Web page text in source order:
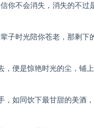
你不会消失，消失的不过
子时光陪你苍老，那剩下
，便是惊艳时光的尘，铺
，如同饮下最甘甜的美酒